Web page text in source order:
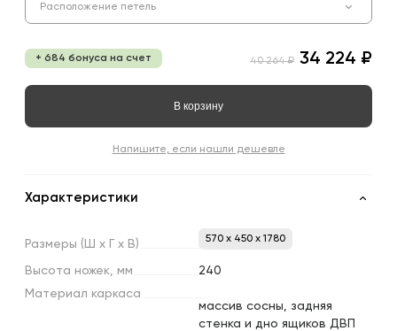
Расположение петель
+ 684 бонуса на счет 40 264 ₽ 34 224 ₽
В корзину
Напишите, если нашли дешевле
Характеристики
Размеры (Ш х х В) 570 x 450 x 1780
Высота ножек, мм
240
Материал каркаса
массив сосны, задняя
стенка и дно ящиков ДВП